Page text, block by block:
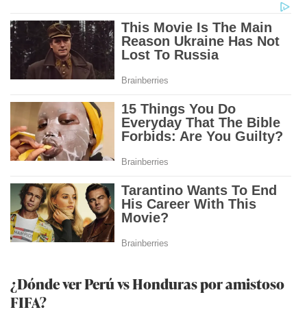
¿Dónde ver Perú vs Honduras por amistoso
FIFA?